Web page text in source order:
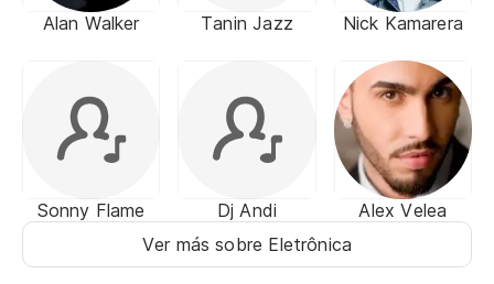
Alan Walker Tanin Jazz Nick Kamarera
Sonny Flame Dj Andi
Alex Velea
Ver más sobre Eletrônica